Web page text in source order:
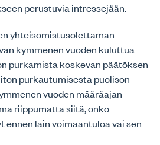
perustuvia intressejään.
yhteisomistusolettaman
kymmenen vuoden kuluttua
purkamista koskevan päätöksen
purkautumisesta puolison
vuoden määräajan
riippumatta siitä, onko
ennen lain voimaantuloa vai sen